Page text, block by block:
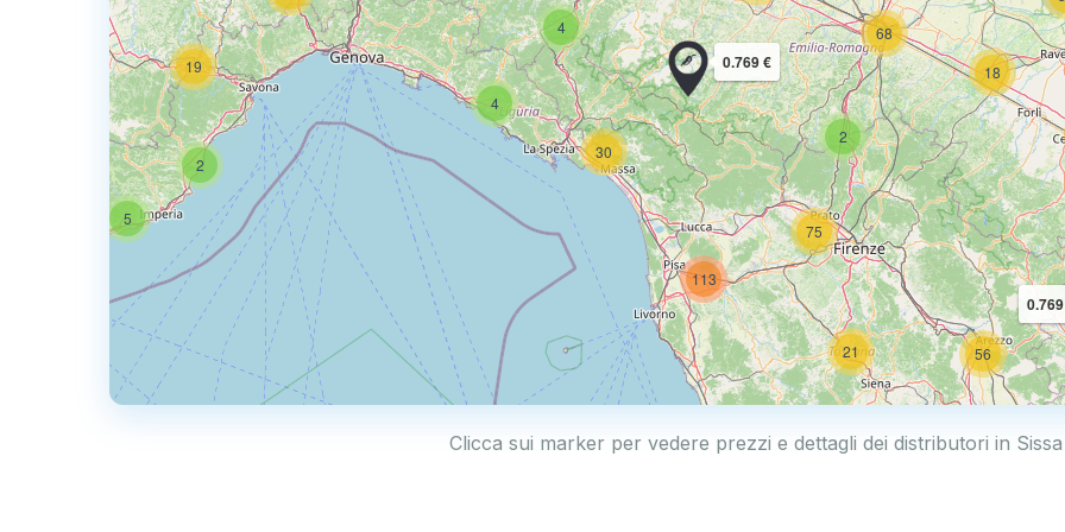
2
5
4
19
4
2
68
30
113
18
21
75
56
0.769 €
Clicca sui marker per vedere prezzi e dettagli dei distributori in